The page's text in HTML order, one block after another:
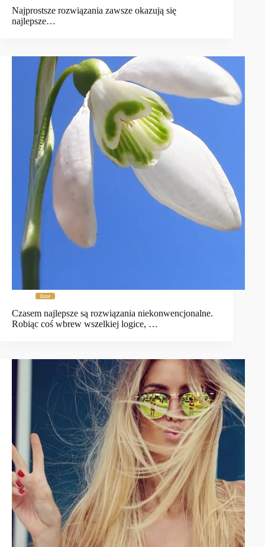
Najprostsze rozwiązania zawsze okazują się
najlepsze…
Inne
Czasem najlepsze są rozwiązania niekonwencjonalne.
Robiąc coś wbrew wszelkiej logice, …